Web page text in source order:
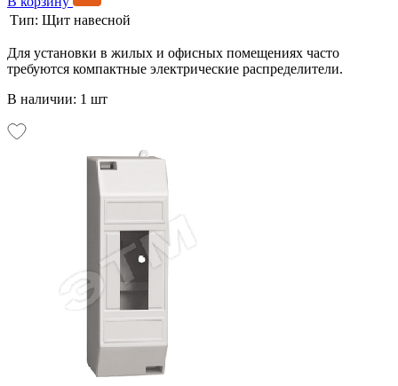
Тип: Щит навесной
Для установки в жилых и офисных помещениях часто
требуются компактные электрические распределители.
В наличии: 1 шт